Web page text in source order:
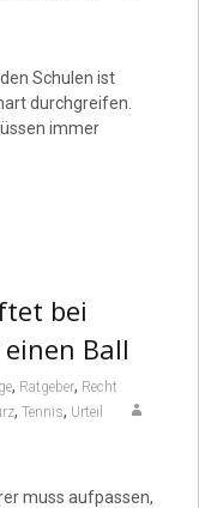
Schulen ist
durchgreifen.
immer
bei
Ball
, Ratgeber, Recht
, Tennis, Urteil
muss aufpassen,